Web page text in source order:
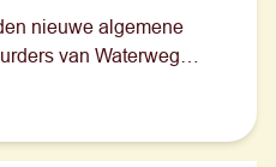
nieuwe algemene
van Waterweg